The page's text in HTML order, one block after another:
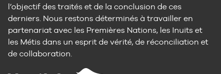
l’objectif des traités et de la conclusion de ces
derniers. Nous restons déterminés à travailler en
partenariat avec les Premières Nations, les Inuits et
les Métis dans un esprit de vérité, de réconciliation et
de collaboration.